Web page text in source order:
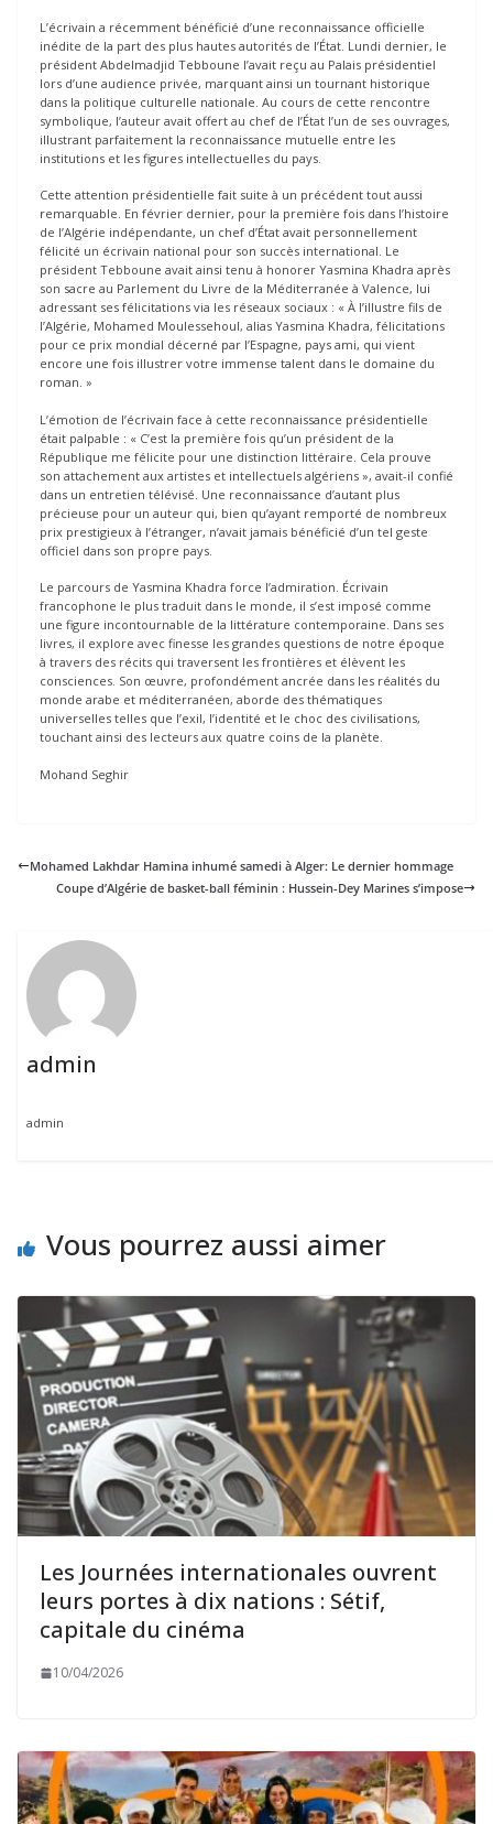
L’écrivain a récemment bénéficié d’une reconnaissance officielle
inédite de la part des plus hautes autorités de l’État. Lundi dernier, le
président Abdelmadjid Tebboune l’avait reçu au Palais présidentiel
lors d’une audience privée, marquant ainsi un tournant historique
dans la politique culturelle nationale. Au cours de cette rencontre
symbolique, l’auteur avait offert au chef de l’État l’un de ses ouvrages,
illustrant parfaitement la reconnaissance mutuelle entre les
institutions et les figures intellectuelles du pays.
Cette attention présidentielle fait suite à un précédent tout aussi
remarquable. En février dernier, pour la première fois dans l’histoire
de l’Algérie indépendante, un chef d’État avait personnellement
félicité un écrivain national pour son succès international. Le
président Tebboune avait ainsi tenu à honorer Yasmina Khadra après
son sacre au Parlement du Livre de la Méditerranée à Valence, lui
adressant ses félicitations via les réseaux sociaux : « À l’illustre fils de
l’Algérie, Mohamed Moulessehoul, alias Yasmina Khadra, félicitations
pour ce prix mondial décerné par l’Espagne, pays ami, qui vient
encore une fois illustrer votre immense talent dans le domaine du
roman. »
L’émotion de l’écrivain face à cette reconnaissance présidentielle
était palpable : « C’est la première fois qu’un président de la
République me félicite pour une distinction littéraire. Cela prouve
son attachement aux artistes et intellectuels algériens », avait-il confié
dans un entretien télévisé. Une reconnaissance d’autant plus
précieuse pour un auteur qui, bien qu’ayant remporté de nombreux
prix prestigieux à l’étranger, n’avait jamais bénéficié d’un tel geste
officiel dans son propre pays.
Le parcours de Yasmina Khadra force l’admiration. Écrivain
francophone le plus traduit dans le monde, il s’est imposé comme
une figure incontournable de la littérature contemporaine. Dans ses
livres, il explore avec finesse les grandes questions de notre époque
à travers des récits qui traversent les frontières et élèvent les
consciences. Son œuvre, profondément ancrée dans les réalités du
monde arabe et méditerranéen, aborde des thématiques
universelles telles que l’exil, l’identité et le choc des civilisations,
touchant ainsi des lecteurs aux quatre coins de la planète.
Mohand Seghir
Mohamed Lakhdar Hamina inhumé samedi à Alger: Le dernier hommage
Coupe d’Algérie de basket-ball féminin : Hussein-Dey Marines s’impose
admin
admin
Vous pourrez aussi aimer
Les Journées internationales ouvrent
leurs portes à dix nations : Sétif,
capitale du cinéma
10/04/2026